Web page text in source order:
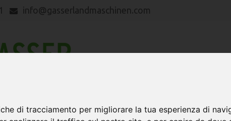
di tracciamento per migliorare la tua esperienza di
info@gasserlandmaschinen.com
Search